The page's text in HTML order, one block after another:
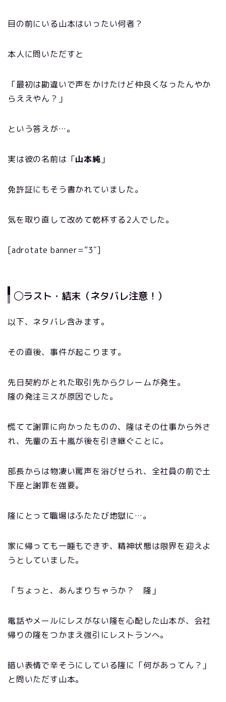
目の前にいる山本はいったい何者？
本人に問いただすと
「最初は勘違いで声をかけたけど仲良くなったんやか
らええやん？」
という答えが…。
実は彼の名前は「山本純 」
免許証にもそう書かれていました。
気を取り直して改めて乾杯する2人でした。
[adrotate banner=”3″]
◯ラスト・結末（ネタバレ注意！）
以下、ネタバレ含みます。
その直後、事件が起こります。
先日契約がとれた取引先からクレームが発生。
隆の発注ミスが原因でした。
慌てて謝罪に向かったものの、隆はその仕事から外さ
れ、先輩の五十嵐が後を引き継ぐことに。
部長からは物凄い罵声を浴びせられ、全社員の前で土
下座と謝罪を強要。
隆にとって職場はふたたび地獄に…。
家に帰っても一睡もできず、精神状態は限界を迎えよ
うとしていました。
「ちょっと、あんまりちゃうか？ 隆」
電話やメールにレスがない隆を心配した山本が、会社
帰りの隆をつかまえ強引にレストランへ。
暗い表情で辛そうにしている隆に「何があってん？」
と問いただす山本。